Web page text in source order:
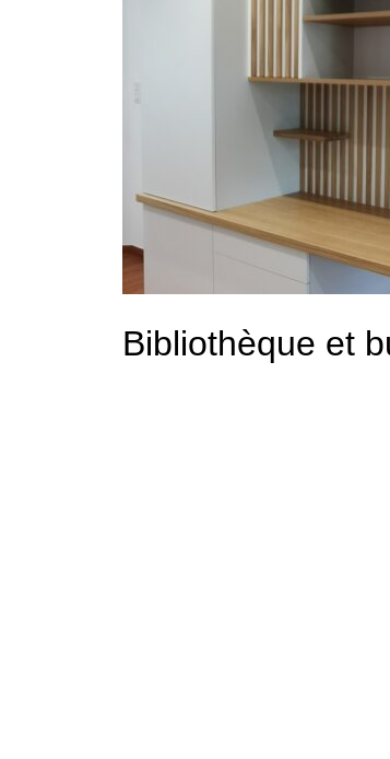
Bibliothèque et